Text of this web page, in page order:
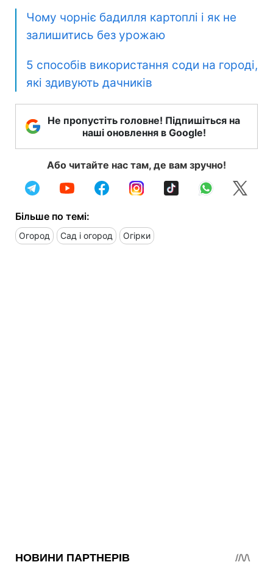
Чому чорніє бадилля картоплі і як не
залишитись без урожаю
5 способів використання соди на городі,
які здивують дачників
Не пропустіть головне! Підпишіться на
наші оновлення в Google!
Або читайте нас там, де вам зручно!
Більше по темі:
Огород Сад і огород Огірки